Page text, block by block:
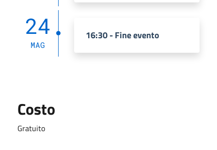
24
MAG
16:30 - Fine evento
Costo
Gratuito